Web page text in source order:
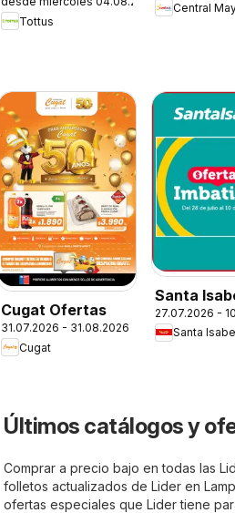
Tottus
Ofertas
Central
Cugat Ofertas
31.07.2026 - 31.08.2026
Cugat
Santa
Ofertas
27.07.2026 -
Santa
Últimos catálogos y
Comprar a precio bajo en todas las
folletos actualizados de Lider en
ofertas especiales que Lider tiene